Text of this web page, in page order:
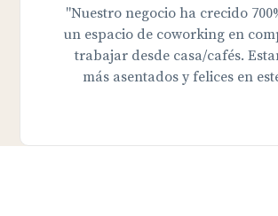
"Nuestro negocio ha crecido
un espacio de coworking en
trabajar desde casa/cafés.
más asentados y felices en